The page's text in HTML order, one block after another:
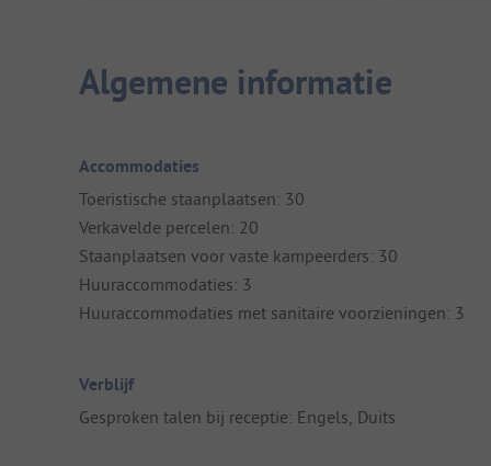
Algemene informatie
Accommodaties
Toeristische staanplaatsen: 30
Verkavelde percelen: 20
Staanplaatsen voor vaste kampeerders: 30
Huuraccommodaties: 3
Huuraccommodaties met sanitaire voorzieningen: 3
Verblijf
Gesproken talen bij receptie: Engels, Duits